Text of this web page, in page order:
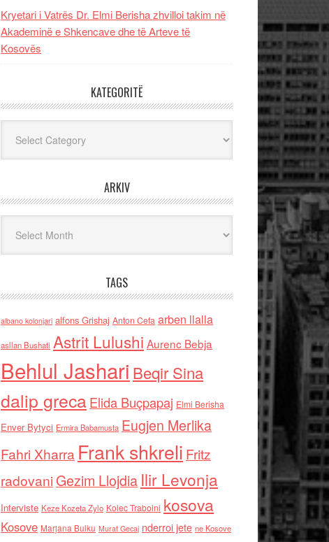
Kryetari i Vatrës Dr. Elmi Berisha zhvilloi takim në
Akademinë e Shkencave dhe të Arteve të
Kosovës
KATEGORITË
ARKIV
TAGS
albano kolonjari alfons Grishaj Anton Cefa arben llalla
asllan Bushati Astrit Lulushi Aurenc Bebja
Behlul Jashari Beqir Sina
dalip grecaElida Buçpapaj Elmi Berisha
Enver Bytyci Ermira Babamusta Eugjen Merlika
Fahri Xharra Frank shkreli Fritz
radovaniGezim Llojdia Ilir Levonja
Interviste Keze Kozeta Zylo Kolec Traboini kosova
Kosove Marjana Bulku Murat Gecaj nderroi jete ne Kosove